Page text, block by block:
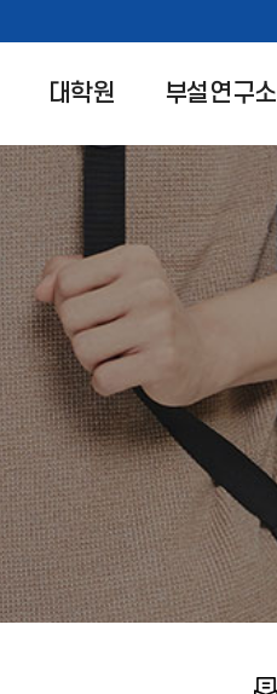
대학원 부설연구소